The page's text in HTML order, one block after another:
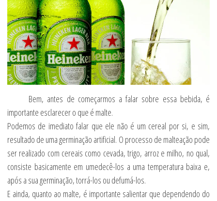
Bem, antes de começarmos a falar sobre essa bebida, é
importante esclarecer o que é malte.
Podemos de imediato falar que ele não é um cereal por si, e sim,
resultado de uma germinação artificial. O processo de malteação pode
ser realizado com cereais como cevada, trigo, arroz e milho, no qual,
consiste basicamente em umedecê-los a uma temperatura baixa e,
após a sua germinação, torrá-los ou defumá-los.
E ainda, quanto ao malte, é importante salientar que dependendo do